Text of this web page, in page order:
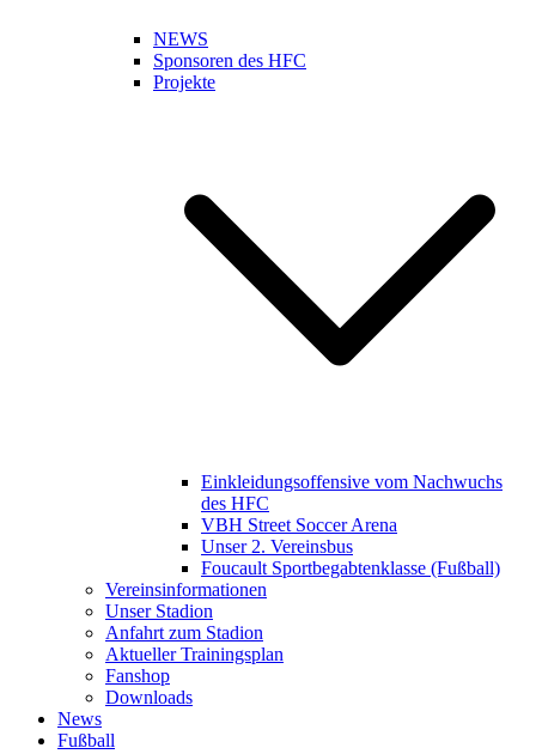
NEWS
Sponsoren des HFC
Projekte
Einkleidungsoffensive vom Nachwuchs
des HFC
VBH Street Soccer Arena
Unser 2. Vereinsbus
Foucault Sportbegabtenklasse (Fußball)
Vereinsinformationen
Unser Stadion
Anfahrt zum Stadion
Aktueller Trainingsplan
Fanshop
Downloads
News
Fußball